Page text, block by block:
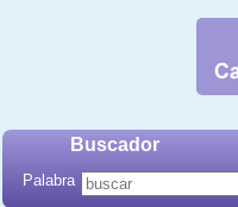
Buscador
Palabra